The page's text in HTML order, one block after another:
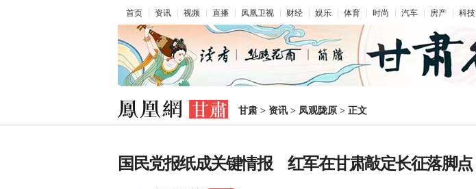
首页 资讯 视频 直播 凤凰卫视 财经 娱乐 体育 时尚 汽车 房产 科技
甘肃 > 资讯 > 凤观陇原 > 正文
国民党报纸成关键情报 红军在甘肃敲定长征落脚点